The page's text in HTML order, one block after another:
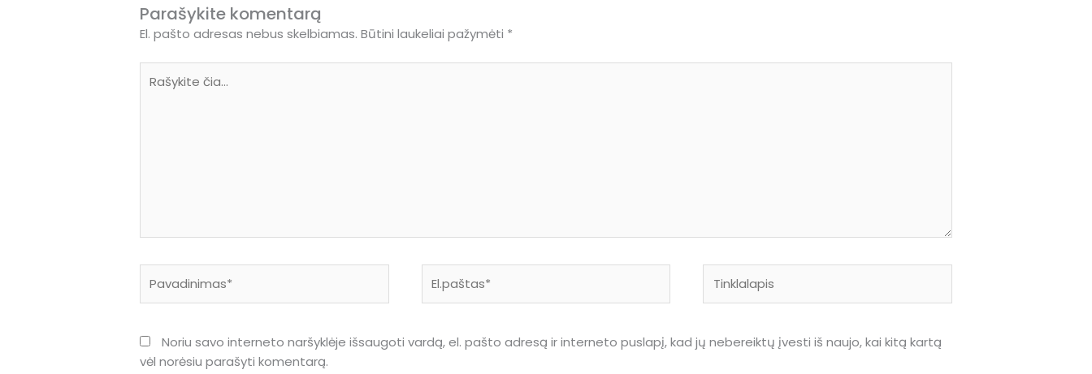
Parašykite komentarą
El. pašto adresas nebus skelbiamas. Būtini laukeliai pažymėti *
čia...
Noriu savo interneto naršyklėje išsaugoti vardą, el. pašto adresą ir interneto puslapį, kad jų nebereiktų įvesti iš naujo, kai kitą kartą
vėl norėsiu parašyti komentarą.